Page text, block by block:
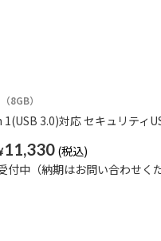
（8GB）
1(USB 3.0)対応 セキュリティ
11,330
付中（納期はお問い合わせくだ